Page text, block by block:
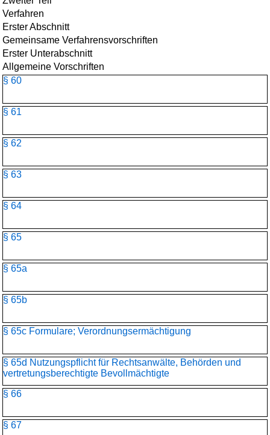
Verfahren
Erster Abschnitt
Gemeinsame Verfahrensvorschriften
Erster Unterabschnitt
Allgemeine Vorschriften
§ 60
§ 61
§ 62
§ 63
§ 64
§ 65
§ 65a
§ 65b
§ 65c Formulare; Verordnungsermächtigung
§ 65d Nutzungspflicht für Rechtsanwälte, Behörden und
vertretungsberechtigte Bevollmächtigte
§ 66
§ 67